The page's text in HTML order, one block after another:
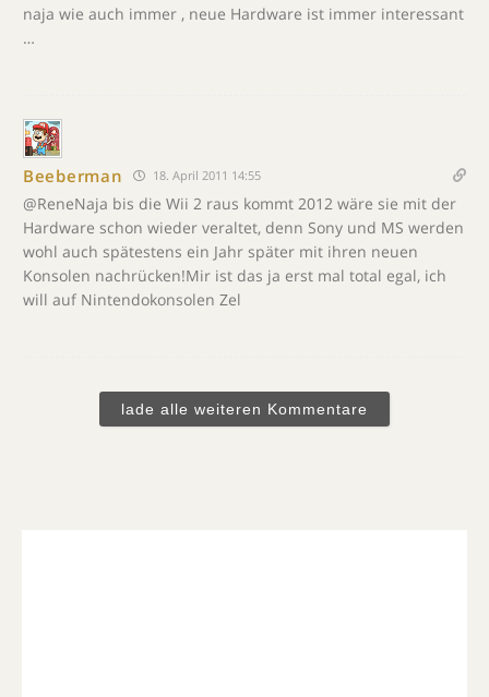
naja wie auch immer , neue Hardware ist immer interessant
…
Beeberman 18. April 2011 14:55
@ReneNaja bis die Wii 2 raus kommt 2012 wäre sie mit der
Hardware schon wieder veraltet, denn Sony und MS werden
wohl auch spätestens ein Jahr später mit ihren neuen
Konsolen nachrücken!Mir ist das ja erst mal total egal, ich
will auf Nintendokonsolen Zel
lade alle weiteren Kommentare